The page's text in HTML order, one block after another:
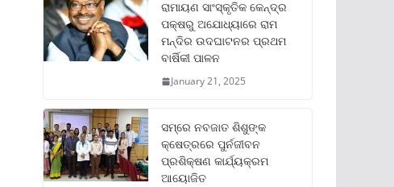
ରାମାୟଣ ସାଂସ୍କୃତିକ କେନ୍ଦ୍ର
ପକ୍ଷରୁ ଅଯୋଧ୍ୟାରେ ରାମ
ମନ୍ଦିର ଉଦଘାଟନର ପ୍ରଥମ
ବାର୍ଷିକୀ ପାଳନ
January 21, 2025
ସମ୍‌ରେ ନବଜାତ ଶିଶୁଙ୍କ
କ୍ଷେତ୍ରରେ ପୁର୍ନଜୀବନ
ପ୍ରଶିକ୍ଷଣ କାର୍ଯ୍ୟକ୍ରମ
ଆୟୋଜିତ